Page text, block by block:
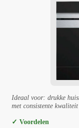
Ideaal voor: drukke
met consistente kwaliteit
✓ Voordelen